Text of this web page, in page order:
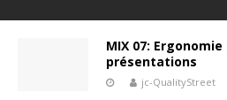
MIX 07:
présentations
jc-QualityStreet